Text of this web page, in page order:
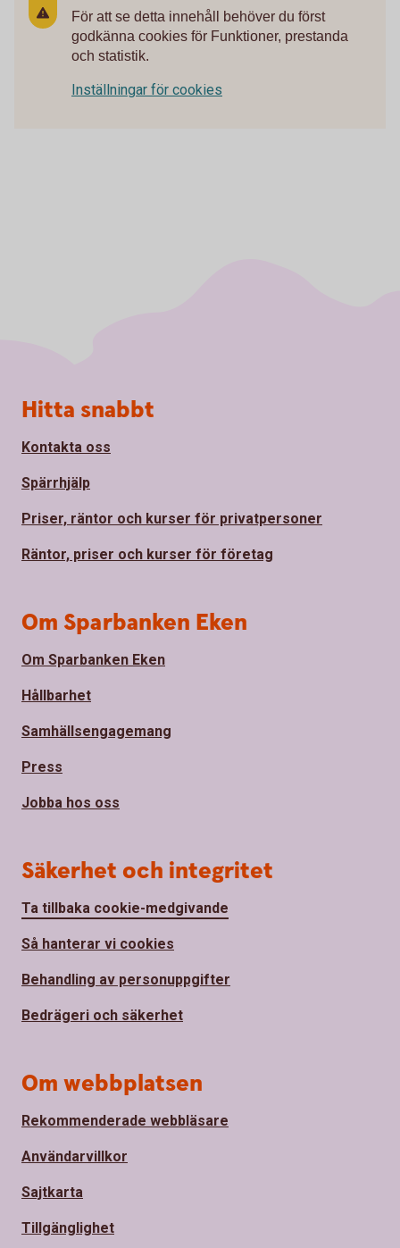
För att se detta innehåll behöver du först
godkänna cookies för Funktioner, prestanda
och statistik.
Inställningar för cookies
Sidfot
Hitta snabbt
Kontakta oss
Spärrhjälp
Priser, räntor och kurser för privatpersoner
Räntor, priser och kurser för företag
Om Sparbanken Eken
Om Sparbanken Eken
Hållbarhet
Samhällsengagemang
Press
Jobba hos oss
Säkerhet och integritet
Ta tillbaka cookie-medgivande
Så hanterar vi cookies
Behandling av personuppgifter
Bedrägeri och säkerhet
Om webbplatsen
Rekommenderade webbläsare
Användarvillkor
Sajtkarta
Tillgänglighet